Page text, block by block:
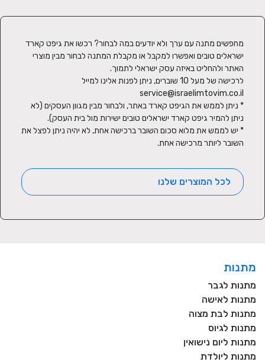
השובר ליותר מרכישה אחת.
לכל המוצרים שלנו
מתנות
מתנות לגבר
מתנות לאישה
מתנות לבת מצוה
מתנות לגיוס
מתנות ליום נישואין
מתנות ליולדת